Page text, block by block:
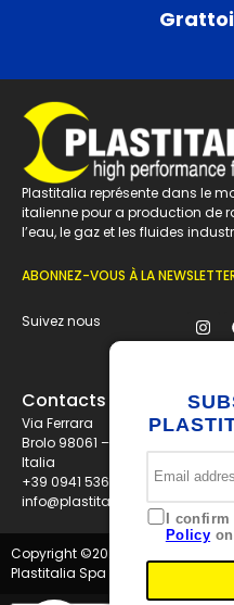
I
Policy
Plastitalia représente dans le
italienne pour a production de
l’eau, le gaz et les fluides
ABONNEZ-VOUS À LA
Suivez nous
Contacts
Via Ferrara
Brolo 98061 – ME
Italia
+39 0941 536311
info@plastitaliaspa.com
Copyright ©2026
Plastitalia Spa - P.I. 01834600833